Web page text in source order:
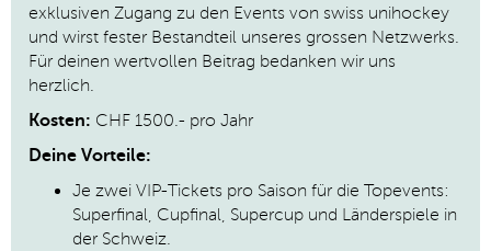
exklusiven Zugang zu den Events von swiss unihockey
und wirst fester Bestandteil unseres grossen Netzwerks.
Für deinen wertvollen Beitrag bedanken wir uns
herzlich.
Kosten: CHF 1500.- pro Jahr
Deine Vorteile:
Je zwei VIP-Tickets pro Saison für die Topevents:
Superfinal, Cupfinal, Supercup und Länderspiele in
der Schweiz.